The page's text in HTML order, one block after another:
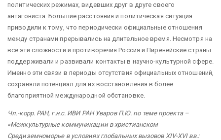
политических режимах, видевших друг в друге своего
антагониста. Большие расстояния и политическая ситуация
приводили к тому, что периодически официальные отношения
между странами прерывались на длительное время. Несмотря на
все эти сложности и противоречия Россия и Пиренейские страны
поддерживали и развивали контакты в научно-культурной сфере.
Именно эти связи в периоды отсутствия официальных отношений,
сохраняли потенциал для их восстановления в более
благоприятной международной обстановке.
Чл.-корр. РАН, г.н.с. ИВИ РАН Уваров П.Ю. по теме проекта –
«Межкультурные коммуникации в христианском
Средиземноморье в условиях глобальных вызовов XIV-XVI вв.: